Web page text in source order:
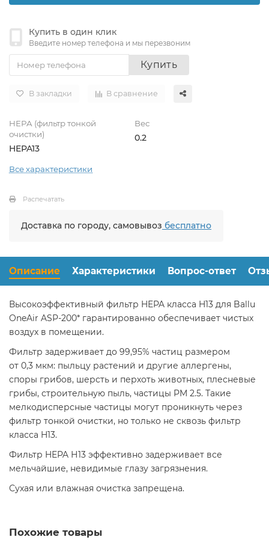
Купить в один клик
Введите номер телефона и мы перезвоним
Купить
В закладки В сравнение
HEPA (фильтр тонкой
очистки)
HEPA13
Вес
0.2
Все характеристики
Распечатать
Доставка по городу, самовывоз бесплатно
Описание Характеристики Вопрос-ответ
Высокоэффективный фильтр HEPA класса H13 для Ballu
OneAir ASP-200* гарантированно обеспечивает чистых
воздух в помещении.
Фильтр задерживает до 99,95% частиц размером
от 0,3 мкм: пыльцу растений и другие аллергены,
споры грибов, шерсть и перхоть животных, плесневые
грибы, строительную пыль, частицы PM 2.5. Такие
мелкодисперсные частицы могут проникнуть через
фильтр тонкой очистки, но только не сквозь фильтр
класса H13.
Фильтр HEPA Н13 эффективно задерживает все
мельчайшие, невидимые глазу загрязнения.
Сухая или влажная очистка запрещена.
Похожие товары